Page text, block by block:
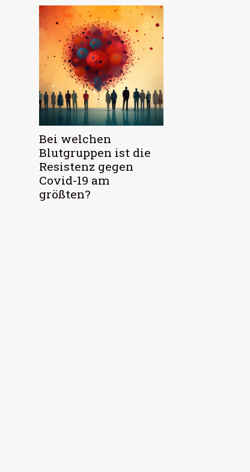
Bei welchen
Blutgruppen ist die
Resistenz gegen
Covid-19 am
größten?